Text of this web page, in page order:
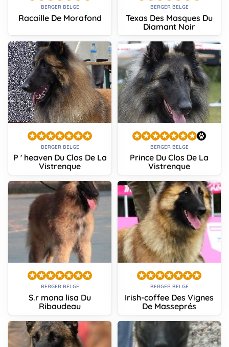
BERGER BELGE
Racaille De Morafond
BERGER BELGE
Texas Des Masques Du
Diamant Noir
BERGER BELGE
P ' heaven Du Clos De La
Vistrenque
BERGER BELGE
Prince Du Clos De La
Vistrenque
BERGER BELGE
S.r mona lisa Du
Ribaudeau
BERGER BELGE
Irish-coffee Des Vignes
De Masseprés